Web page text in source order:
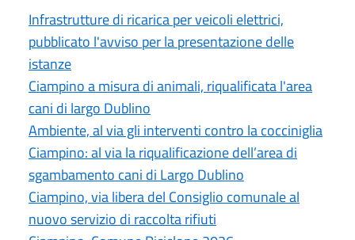
Infrastrutture di ricarica per veicoli elettrici,
pubblicato l'avviso per la presentazione delle
istanze
Ciampino a misura di animali, riqualificata l'area
cani di largo Dublino
Ambiente, al via gli interventi contro la cocciniglia
Ciampino: al via la riqualificazione dell’area di
sgambamento cani di Largo Dublino
Ciampino, via libera del Consiglio comunale al
nuovo servizio di raccolta rifiuti